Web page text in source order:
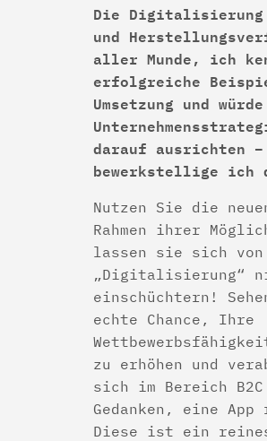
Die Digitalisierung
und
aller Munde, ich
erfolgreiche
Umsetzung und
darauf ausrichten
bewerkstellige ich
Nutzen Sie die
Rahmen ihrer
lassen sie sich von
„Digitalisierung“
einschüchtern!
echte Chance, Ihre
zu erhöhen und
sich im Bereich B2C
Gedanken, eine
Diese ist ein reines